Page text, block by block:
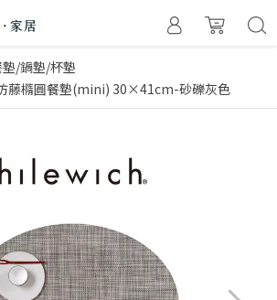
/鍋墊/杯墊
藤橢圓餐墊(mini) 30×41cm-砂礫灰色